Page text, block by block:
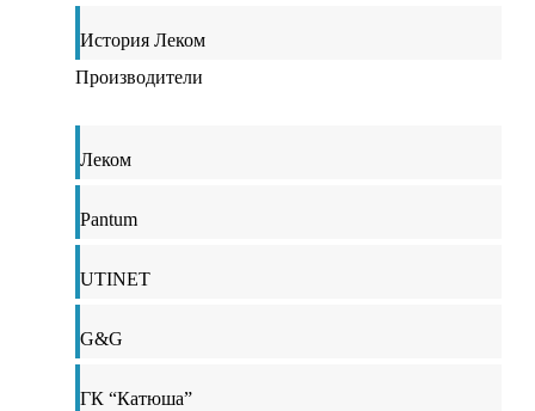
История Леком
Производители
Леком
Pantum
UTINET
G&G
ГК “Катюша”